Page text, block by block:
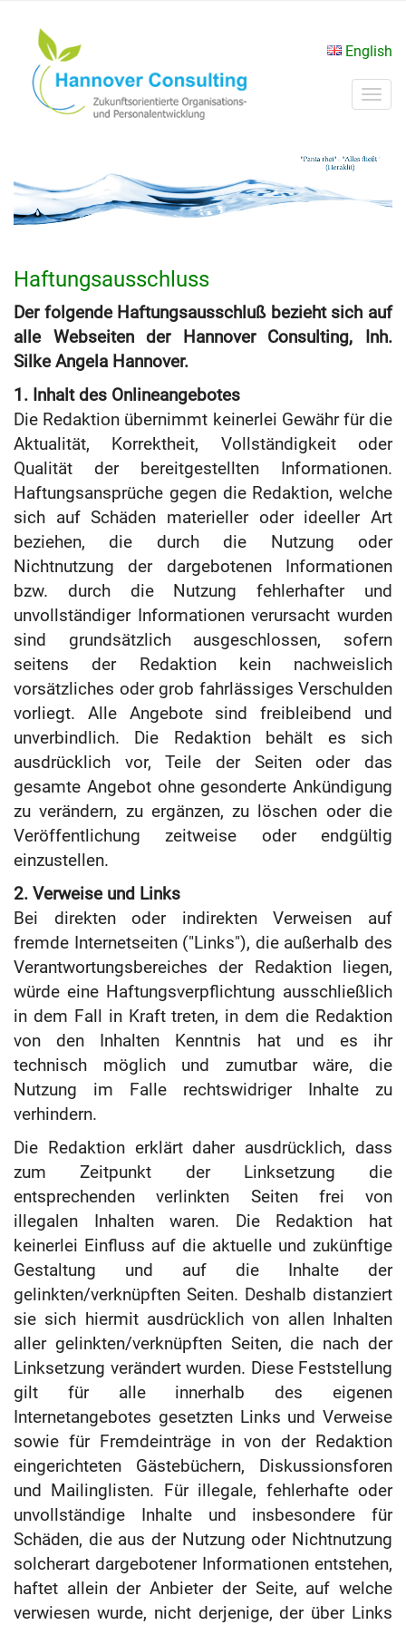
English
Haftungsausschluss
Der folgende Haftungsausschluß bezieht sich auf
alle Webseiten der Hannover Consulting, Inh.
Silke Angela Hannover.
1. Inhalt des Onlineangebotes
Die Redaktion übernimmt keinerlei Gewähr für die
Aktualität, Korrektheit, Vollständigkeit oder
Qualität der bereitgestellten Informationen.
Haftungsansprüche gegen die Redaktion, welche
sich auf Schäden materieller oder ideeller Art
beziehen, die durch die Nutzung oder
Nichtnutzung der dargebotenen Informationen
bzw. durch die Nutzung fehlerhafter und
unvollständiger Informationen verursacht wurden
sind grundsätzlich ausgeschlossen, sofern
seitens der Redaktion kein nachweislich
vorsätzliches oder grob fahrlässiges Verschulden
vorliegt. Alle Angebote sind freibleibend und
unverbindlich. Die Redaktion behält es sich
ausdrücklich vor, Teile der Seiten oder das
gesamte Angebot ohne gesonderte Ankündigung
zu verändern, zu ergänzen, zu löschen oder die
Veröffentlichung zeitweise oder endgültig
einzustellen.
2. Verweise und Links
Bei direkten oder indirekten Verweisen auf
fremde Internetseiten ("Links"), die außerhalb des
Verantwortungsbereiches der Redaktion liegen,
würde eine Haftungsverpflichtung ausschließlich
in dem Fall in Kraft treten, in dem die Redaktion
von den Inhalten Kenntnis hat und es ihr
technisch möglich und zumutbar wäre, die
Nutzung im Falle rechtswidriger Inhalte zu
verhindern.
Die Redaktion erklärt daher ausdrücklich, dass
zum Zeitpunkt der Linksetzung die
entsprechenden verlinkten Seiten frei von
illegalen Inhalten waren. Die Redaktion hat
keinerlei Einfluss auf die aktuelle und zukünftige
Gestaltung und auf die Inhalte der
gelinkten/verknüpften Seiten. Deshalb distanziert
sie sich hiermit ausdrücklich von allen Inhalten
aller gelinkten/verknüpften Seiten, die nach der
Linksetzung verändert wurden. Diese Feststellung
gilt für alle innerhalb des eigenen
Internetangebotes gesetzten Links und Verweise
sowie für Fremdeinträge in von der Redaktion
eingerichteten Gästebüchern, Diskussionsforen
und Mailinglisten. Für illegale, fehlerhafte oder
unvollständige Inhalte und insbesondere für
Schäden, die aus der Nutzung oder Nichtnutzung
solcherart dargebotener Informationen entstehen,
haftet allein der Anbieter der Seite, auf welche
verwiesen wurde, nicht derjenige, der über Links